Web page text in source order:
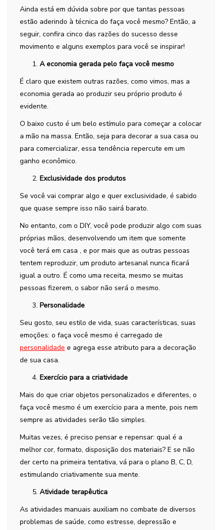
Ainda está em dúvida sobre por que tantas pessoas
estão aderindo à técnica do faça você mesmo? Então, a
seguir, confira cinco das razões do sucesso desse
movimento e alguns exemplos para você se inspirar!
A economia gerada pelo faça você mesmo
É claro que existem outras razões, como vimos, mas a
economia gerada ao produzir seu próprio produto é
evidente.
O baixo custo é um belo estímulo para começar a colocar
a mão na massa. Então, seja para decorar a sua casa ou
para comercializar, essa tendência repercute em um
ganho econômico.
Exclusividade dos produtos
Se você vai comprar algo e quer exclusividade, é sabido
que quase sempre isso não sairá barato.
No entanto, com o DIY, você pode produzir algo com suas
próprias mãos, desenvolvendo um item que somente
você terá em casa , e por mais que as outras pessoas
tentem reproduzir, um produto artesanal nunca ficará
igual a outro. É como uma receita, mesmo se muitas
pessoas fizerem, o sabor não será o mesmo.
Personalidade
Seu gosto, seu estilo de vida, suas características, suas
emoções: o faça você mesmo é carregado de
personalidade e agrega esse atributo para a decoração
de sua casa.
Exercício para a criatividade
Mais do que criar objetos personalizados e diferentes, o
faça você mesmo é um exercício para a mente, pois nem
sempre as atividades serão tão simples.
Muitas vezes, é preciso pensar e repensar: qual é a
melhor cor, formato, disposição dos materiais? E se não
der certo na primeira tentativa, vá para o plano B, C, D,
estimulando criativamente sua mente.
Atividade terapêutica
As atividades manuais auxiliam no combate de diversos
problemas de saúde, como estresse, depressão e